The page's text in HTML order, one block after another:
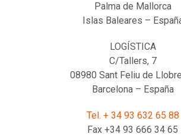
Palma de Mallorca
Islas Baleares –
LOGÍSTICA
C/Tallers, 7
08980 Sant Feliu de
Barcelona – España
Tel. + 34 93 632 65 88
Fax +34 93 666 34 65